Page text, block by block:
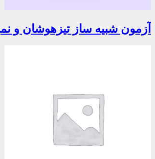
آزمون شبیه ساز تیزهوشان و